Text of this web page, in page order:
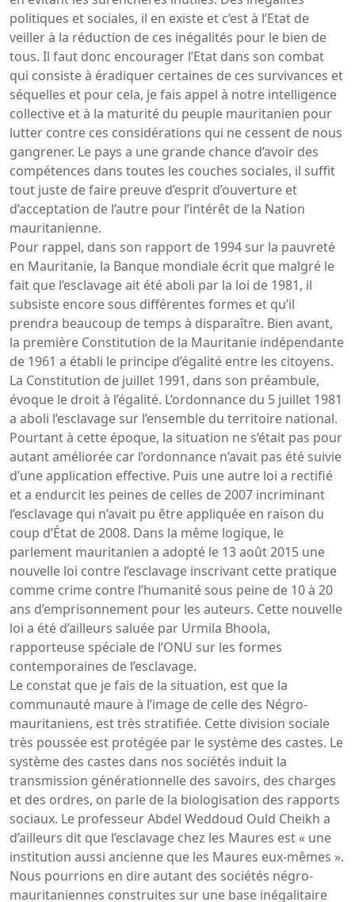
politiques et sociales, il en existe et c’est à l’Etat de
veiller à la réduction de ces inégalités pour le bien de
tous. Il faut donc encourager l’Etat dans son combat
qui consiste à éradiquer certaines de ces survivances et
séquelles et pour cela, je fais appel à notre intelligence
collective et à la maturité du peuple mauritanien pour
lutter contre ces considérations qui ne cessent de nous
gangrener. Le pays a une grande chance d’avoir des
compétences dans toutes les couches sociales, il suffit
tout juste de faire preuve d’esprit d’ouverture et
d’acceptation de l’autre pour l’intérêt de la Nation
mauritanienne.
Pour rappel, dans son rapport de 1994 sur la pauvreté
en Mauritanie, la Banque mondiale écrit que malgré le
fait que l’esclavage ait été aboli par la loi de 1981, il
subsiste encore sous différentes formes et qu’il
prendra beaucoup de temps à disparaître. Bien avant,
la première Constitution de la Mauritanie indépendante
de 1961 a établi le principe d’égalité entre les citoyens.
La Constitution de juillet 1991, dans son préambule,
évoque le droit à l’égalité. L’ordonnance du 5 juillet 1981
a aboli l’esclavage sur l’ensemble du territoire national.
Pourtant à cette époque, la situation ne s’était pas pour
autant améliorée car l’ordonnance n’avait pas été suivie
d’une application effective. Puis une autre loi a rectifié
et a endurcit les peines de celles de 2007 incriminant
l’esclavage qui n’avait pu être appliquée en raison du
coup d’État de 2008. Dans la même logique, le
parlement mauritanien a adopté le 13 août 2015 une
nouvelle loi contre l’esclavage inscrivant cette pratique
comme crime contre l’humanité sous peine de 10 à 20
ans d’emprisonnement pour les auteurs. Cette nouvelle
loi a été d’ailleurs saluée par Urmila Bhoola,
rapporteuse spéciale de l’ONU sur les formes
contemporaines de l’esclavage.
Le constat que je fais de la situation, est que la
communauté maure à l’image de celle des Négro-
mauritaniens, est très stratifiée. Cette division sociale
très poussée est protégée par le système des castes. Le
système des castes dans nos sociétés induit la
transmission générationnelle des savoirs, des charges
et des ordres, on parle de la biologisation des rapports
sociaux. Le professeur Abdel Weddoud Ould Cheikh a
d’ailleurs dit que l’esclavage chez les Maures est « une
institution aussi ancienne que les Maures eux-mêmes ».
Nous pourrions en dire autant des sociétés négro-
mauritaniennes construites sur une base inégalitaire